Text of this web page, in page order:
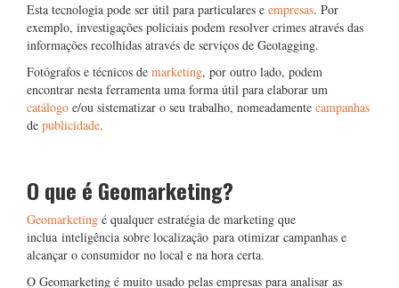
Esta tecnologia pode ser útil para particulares e empresas. Por
exemplo, investigações policiais podem resolver crimes através das
informações recolhidas através de serviços de Geotagging.
Fotógrafos e técnicos de marketing, por outro lado, podem
encontrar nesta ferramenta uma forma útil para elaborar um
catálogo e/ou sistematizar o seu trabalho, nomeadamente campanhas
de publicidade.
O que é Geomarketing?
Geomarketing é qualquer estratégia de marketing que
inclua inteligência sobre localização para otimizar campanhas e
alcançar o consumidor no local e na hora certa.
O Geomarketing é muito usado pelas empresas para analisar as